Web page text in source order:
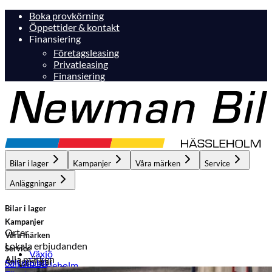
Boka provkörning
Öppettider & kontakt
Finansiering
Företagsleasing
Privatleasing
Finansiering
Bilar i lager Kampanjer Våra märken Service
Anläggningar
Bilar i lager
Orter
Växjö
Hässleholm
Kampanjer
Lokala erbjudanden
Hässleholm
Våra märken
Alla märken
Service
Anläggningar
Sälj din bil